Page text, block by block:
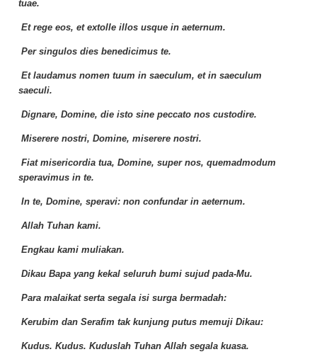
tuae.
Et rege eos, et extolle illos usque in aeternum.
Per singulos dies benedicimus te.
Et laudamus nomen tuum in saeculum, et in saeculum
saeculi.
Dignare, Domine, die isto sine peccato nos custodire.
Miserere nostri, Domine, miserere nostri.
Fiat misericordia tua, Domine, super nos, quemadmodum
speravimus in te.
In te, Domine, speravi: non confundar in aeternum.
Allah Tuhan kami.
Engkau kami muliakan.
Dikau Bapa yang kekal seluruh bumi sujud pada-Mu.
Para malaikat serta segala isi surga bermadah:
Kerubim dan Serafim tak kunjung putus memuji Dikau:
Kudus. Kudus. Kuduslah Tuhan Allah segala kuasa.